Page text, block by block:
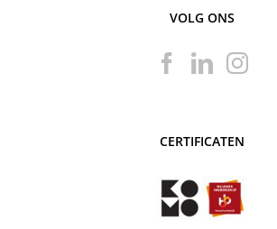
VOLG ONS
CERTIFICATEN